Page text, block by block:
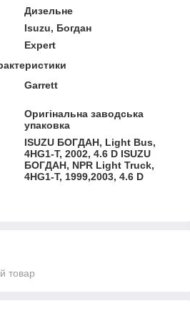
Дизельне
Isuzu, Богдан
Expert
Garrett
Оригінальна заводська
упаковка
ISUZU БОГДАН, Light Bus,
4HG1-T, 2002, 4.6 D ISUZU
БОГДАН, NPR Light Truck,
4HG1-T, 1999,2003, 4.6 D
товар